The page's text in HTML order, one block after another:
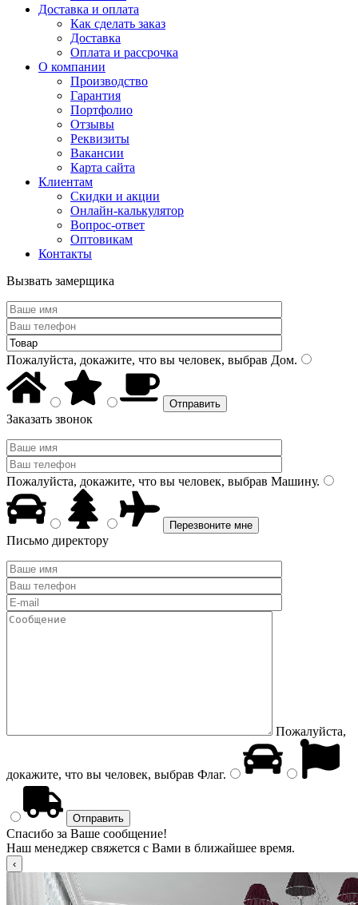
Доставка и оплата
Как сделать заказ
Доставка
Оплата и рассрочка
О компании
Производство
Гарантия
Портфолио
Отзывы
Реквизиты
Вакансии
Карта сайта
Клиентам
Скидки и акции
Онлайн-калькулятор
Вопрос-ответ
Оптовикам
Контакты
Вызвать замерщика
Пожалуйста, докажите, что вы человек, выбрав Дом.
Заказать звонок
Пожалуйста, докажите, что вы человек, выбрав Машину.
Письмо директору
Пожалуйста,
докажите, что вы человек, выбрав Флаг.
Спасибо за Ваше сообщение!
Наш менеджер свяжется с Вами в ближайшее время.